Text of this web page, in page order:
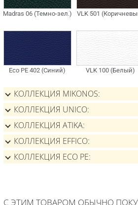
КОЛЛЕКЦИЯ MIKONOS
КОЛЛЕКЦИЯ UNICO
КОЛЛЕКЦИЯ ATIKA
КОЛЛЕКЦИЯ EFFICO
КОЛЛЕКЦИЯ ECO PE
С ЭТИМ ТОВАРОМ ОБЫЧНО